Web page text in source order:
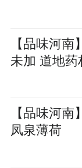
【品味河南
未加 道地药
【品味河南
凤泉薄荷